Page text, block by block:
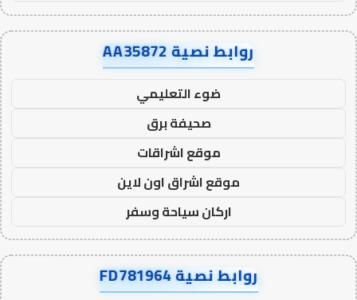
روابط نصية AA35872
ضوء التعليمي
صحيفة برق
موقع اشراقات
موقع اشراق اون لاين
اركان سياحة وسفر
روابط نصية FD781964